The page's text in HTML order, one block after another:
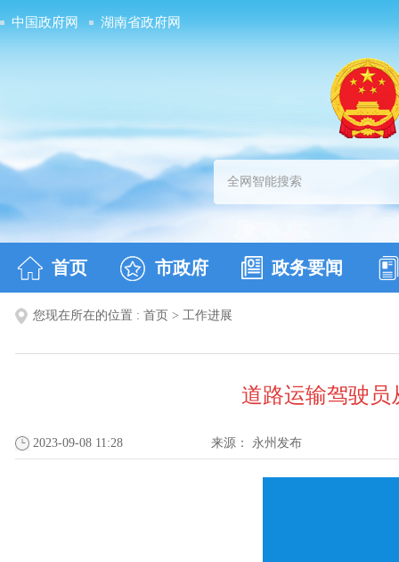
中国政府网 湖南省政府网
首页 市政府 政务要闻
您现在所在的位置 : 首页 > 工作进展
道路运输驾驶员
2023-09-08 11:28 来源： 永州发布